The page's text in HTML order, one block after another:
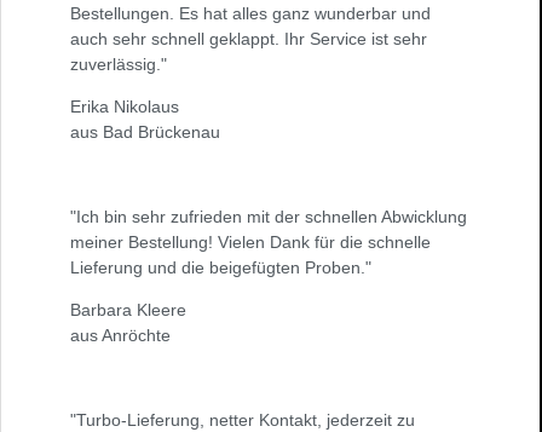
Bestellungen. Es hat alles ganz wunderbar und
auch sehr schnell geklappt. Ihr Service ist sehr
zuverlässig."
Erika Nikolaus
aus Bad Brückenau
"Ich bin sehr zufrieden mit der schnellen Abwicklung
meiner Bestellung! Vielen Dank für die schnelle
Lieferung und die beigefügten Proben."
Barbara Kleere
aus Anröchte
"Turbo-Lieferung, netter Kontakt, jederzeit zu